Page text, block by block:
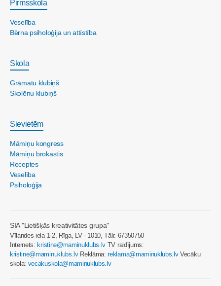
Pirmsskola
Veselība
Bērna psiholoģija un attīstība
Skola
Grāmatu klubiņš
Skolēnu klubiņš
Sievietēm
Māmiņu kongress
Māmiņu brokastis
Receptes
Veselība
Psiholoģija
SIA "Lietišķās kreativitātes grupa"
Vīlandes iela 1-2, Rīga, LV - 1010, Tālr. 67350750
Internets: kristine@maminuklubs.lv TV raidījums:
kristine@maminuklubs.lvReklāma:reklama@maminuklubs.lvVecāku
skola: vecakuskola@maminuklubs.lv